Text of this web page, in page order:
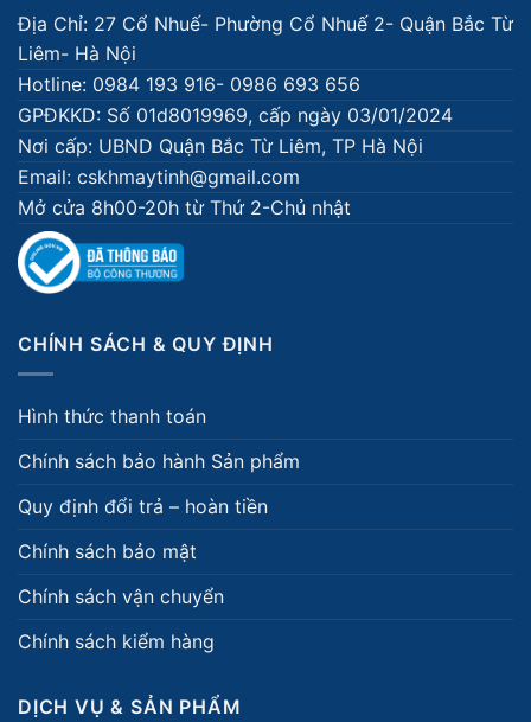
Địa Chỉ: 27 Cổ Nhuế- Phường Cổ Nhuế 2- Quận Bắc Từ
Liêm- Hà Nội
Hotline: 0984 193 916- 0986 693 656
GPĐKKD: Số 01d8019969, cấp ngày 03/01/2024
Nơi cấp: UBND Quận Bắc Từ Liêm, TP Hà Nội
Email: cskhmaytinh@gmail.com
Mở cửa 8h00-20h từ Thứ 2-Chủ nhật
CHÍNH SÁCH & QUY ĐỊNH
Hình thức thanh toán
Chính sách bảo hành Sản phẩm
Quy định đổi trả – hoàn tiền
Chính sách bảo mật
Chính sách vận chuyển
Chính sách kiểm hàng
DỊCH VỤ & SẢN PHẨM